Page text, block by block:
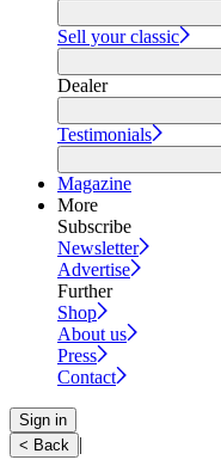
Sell your classic
Dealer
Testimonials
Magazine
More
Subscribe
Newsletter
Advertise
Further
Shop
About us
Press
Contact
Sign in
< Back |